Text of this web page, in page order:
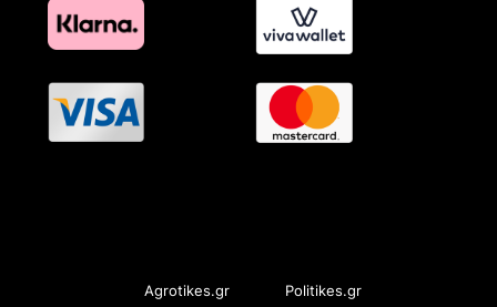
Agrotikes.gr Politikes.gr